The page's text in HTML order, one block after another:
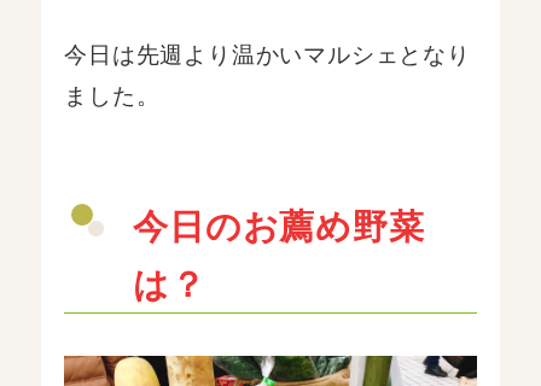
今日は先週より温かいマルシェとなり
ました。
今日のお薦め野菜
は？